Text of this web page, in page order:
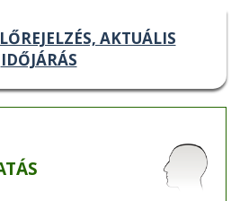
AKTUÁLIS
IDŐJÁRÁS